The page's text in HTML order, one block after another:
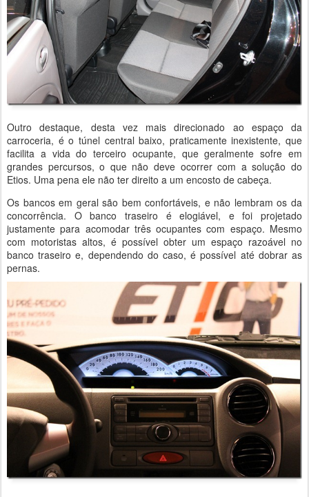
Outro destaque, desta vez mais direcionado ao espaço da
carroceria, é o túnel central baixo, praticamente inexistente, que
facilita a vida do terceiro ocupante, que geralmente sofre em
grandes percursos, o que não deve ocorrer com a solução do
Etios. Uma pena ele não ter direito a um encosto de cabeça.
Os bancos em geral são bem confortáveis, e não lembram os da
concorrência. O banco traseiro é elogiável, e foi projetado
justamente para acomodar três ocupantes com espaço. Mesmo
com motoristas altos, é possível obter um espaço razoável no
banco traseiro e, dependendo do caso, é possível até dobrar as
pernas.